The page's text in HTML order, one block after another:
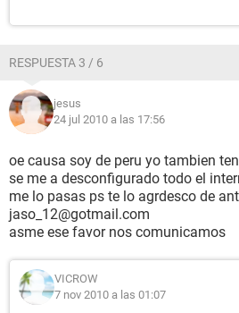
RESPUESTA 3 / 6
jesus
24 jul 2010 a las 17:56
oe causa soy de peru yo tambien
se me a desconfigurado todo el
me lo pasas ps te lo agrdesco de
jaso_12@gotmail.com
asme ese favor nos comunicamos
VICROW
7 nov 2010 a las 01:07